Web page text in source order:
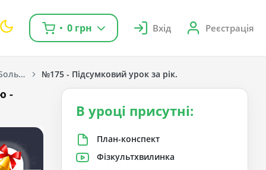
0 грн Вхід Реєстрація
Українська мова. Большакова І. О., Пристінська М. С. 1 клас. [2018-2022] №175 - Підсумковий урок за рік.
-
В уроці присутні:
План-конспект
Фізкультхвилинка